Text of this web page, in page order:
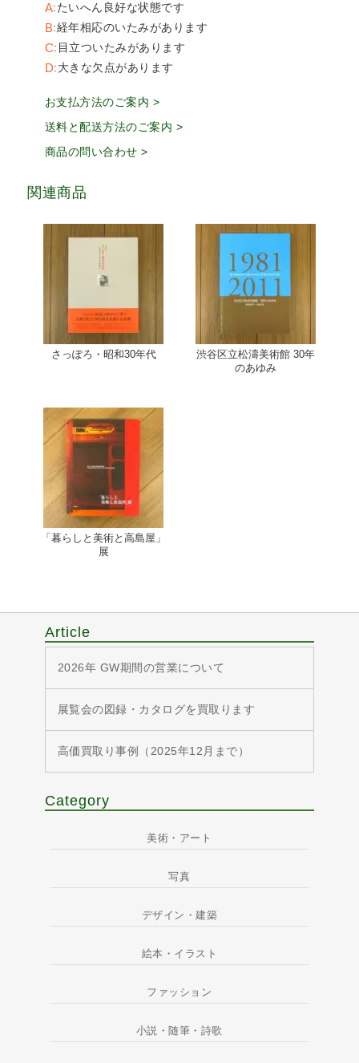
A たいへん良好な状態です
B 経年相応のいたみがあります
C 目立ついたみがあります
D 大きな欠点があります
お支払方法のご案内 >
送料と配送方法のご案内 >
商品の問い合わせ >
関連商品
さっぽろ・昭和30年代
渋谷区立松濤美術館 30年
のあゆみ
「暮らしと美術と高島屋」
展
Article
2026年 GW期間の営業について
展覧会の図録・カタログを買取ります
高価買取り事例（2025年12月まで）
Category
美術・アート
写真
デザイン・建築
絵本・イラスト
ファッション
小説・随筆・詩歌